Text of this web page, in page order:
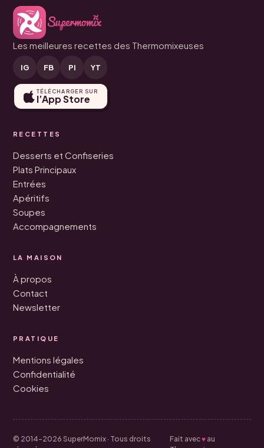
Les meilleures recettes des Thermomixeuses
IG FB PI YT
TÉLÉCHARGER SUR
l’App Store
RECETTES
Desserts et Confiseries
Plats Principaux
Entrées
Apéritifs
Soupes
Accompagnements
LA MAISON
À propos
Contact
Newsletter
PRATIQUE
Mentions légales
Confidentialité
Cookies
© 2014–2026 SuperMomix · Tous droits
Fait avec♥au